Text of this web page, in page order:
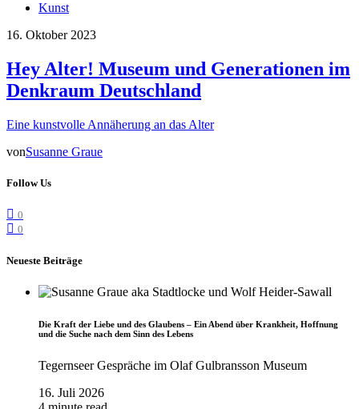
Kunst
16. Oktober 2023
Hey Alter! Museum und Generationen im
Denkraum Deutschland
Eine kunstvolle Annäherung an das Alter
vonSusanne Graue
Follow Us
0
0
Neueste Beiträge
Die Kraft der Liebe und des Glaubens – Ein Abend über Krankheit, Hoffnung
und die Suche nach dem Sinn des Lebens
Tegernseer Gespräche im Olaf Gulbransson Museum
16. Juli 2026